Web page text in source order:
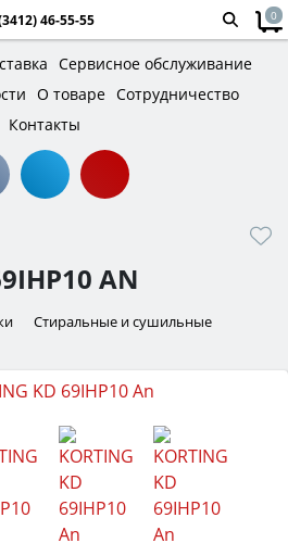
46-55-55 0
Сервисное обслуживание
О товаре Сотрудничество
Контакты
AN
Стиральные и сушильные